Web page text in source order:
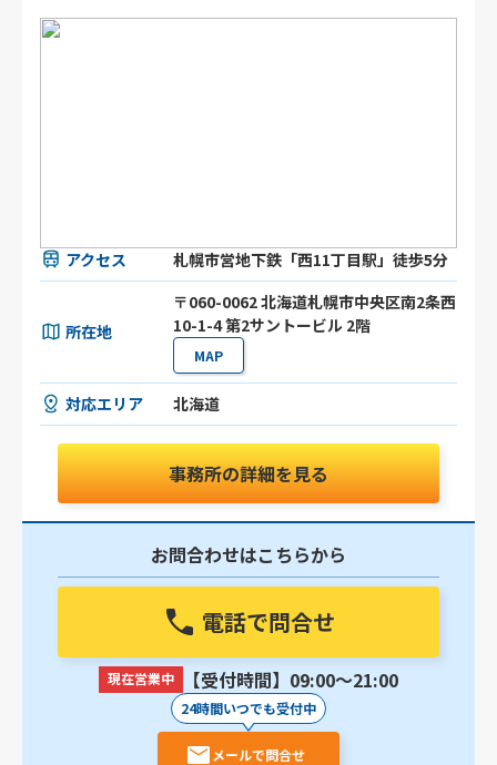
アクセス 札幌市営地下鉄「西11丁目駅」徒歩5分
所在地
〒060-0062 北海道札幌市中央区南2条西
10-1-4 第2サントービル 2階
MAP
対応エリア 北海道
事務所の詳細を見る
お問合わせはこちらから
電話で問合せ
現在営業中 【受付時間】09:00〜21:00
24時間いつでも受付中
メールで問合せ